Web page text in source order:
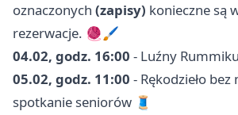
oznaczonych (zapisy) konieczne są
rezerwacje. 🧶🖌️
04.02, godz. 16:00 - Luźny
05.02, godz. 11:00 - Rękodzieło
spotkanie seniorów 🧵